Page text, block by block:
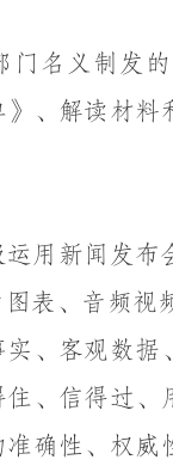
门名义制发
》、解读材
用新闻发
表、音频视
、客观数
、信得过
确性、权